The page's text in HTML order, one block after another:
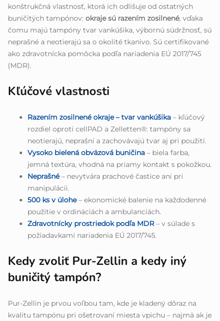
konštrukčná vlastnosť, ktorá ich odlišuje od ostatných
buničitých tampónov: okraje sú razením zosilnené, vďaka
čomu majú tampóny tvar vankúšika, výbornú súdržnosť, sú
neprašné a neotierajú sa o okolité tkanivo. Sú certifikované
ako zdravotnícka pomôcka podľa nariadenia EÚ 2017/745
(MDR).
Kľúčové vlastnosti
Razením zosilnené okraje – tvar vankúšika – kľúčový
rozdiel oproti cellPAD a Zelletten®: tampóny sa
neotierajú, neprašní a zachovávajú tvar aj pri použití.
Vysoko bielená obväzová buničina – biela farba,
jemná textúra, vhodná na priamy kontakt s pokožkou.
Neprašné– nevytvára prachové častice ani pri
manipulácii.
500 ks v úlohe– ekonomické balenie na každodenné
použitie v ordináciách a ambulanciách.
Zdravotnícky prostriedok podľa MDR – v súlade s
požiadavkami nariadenia EÚ 2017/745.
Kedy zvoliť Pur-Zellin a kedy iný
buničitý tampón?
Pur-Zellin je prvou voľbou tam, kde je kladený dôraz na
kvalitu tampónu pri ošetrovaní miesta vpichu – najmä ak je